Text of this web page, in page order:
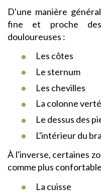
D'une manière
fine et proche
douloureuses :
Les côtes
Le sternum
Les chevilles
La colonne
Le dessus des
L'intérieur du
À l'inverse, certaines
comme plus
La cuisse